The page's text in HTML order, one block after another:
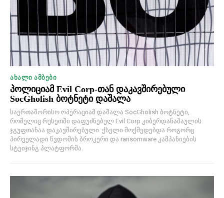
ᲐᲮᲐᲚᲘ ᲐᲛᲑᲔᲑᲘ
პოლიციამ Evil Corp-თან დაკავშირებული
SocGholish ბოტნეტი დაშალა
საერთაშორისო ოპერაციამ დაშალა SocGholish ბოტნეტი,
რომელიც რუსეთში დაფუძნებულ Evil Corp კიბერდანაშაულის
ჯგუფთანაა დაკავშირებული. ქსელი მოქმედებდა როგორც
პირველადი წვდომის ბროკერი და ransomware კამპანიების
სტეიჯინგ პლატფორმა.